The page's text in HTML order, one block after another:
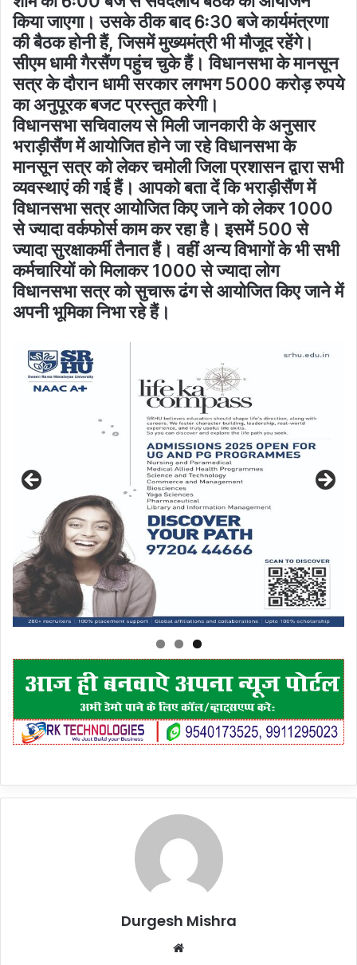
किया जाएगा। उसके ठीक बाद 6ः30 बजे कार्यमंत्रणा
की बैठक होनी हैं, जिसमें मुख्यमंत्री भी मौजूद रहेंगे।
सीएम धामी गैरसैंण पहुंच चुके हैं। विधानसभा के मानसून
सत्र के दौरान धामी सरकार लगभग 5000 करोड़ रुपये
का अनुपूरक बजट प्रस्तुत करेगी।
विधानसभा सचिवालय से मिली जानकारी के अनुसार
भराड़ीसैंण में आयोजित होने जा रहे विधानसभा के
मानसून सत्र को लेकर चमोली जिला प्रशासन द्वारा सभी
व्यवस्थाएं की गई हैं। आपको बता दें कि भराड़ीसैंण में
विधानसभा सत्र आयोजित किए जाने को लेकर 1000
से ज्यादा वर्कफोर्स काम कर रहा है। इसमें 500 से
ज्यादा सुरक्षाकर्मी तैनात हैं। वहीं अन्य विभागों के भी सभी
कर्मचारियों को मिलाकर 1000 से ज्यादा लोग
विधानसभा सत्र को सुचारू ढंग से आयोजित किए जाने में
अपनी भूमिका निभा रहे हैं।
Durgesh Mishra
Website